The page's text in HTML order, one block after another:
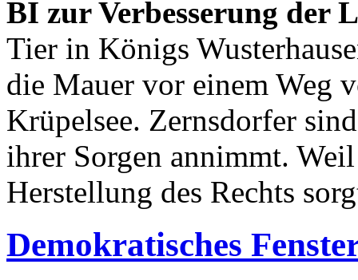
BI zur Verbesserung der
Tier in Königs
die Mauer vor einem Weg
Krüpelsee. Zernsdorfer
ihrer Sorgen annimmt.
Herstellung des Rechts
Demokratisches